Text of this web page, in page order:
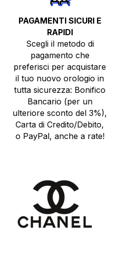
PAGAMENTI SICURI E
RAPIDI
Scegli il metodo di
pagamento che
preferisci per acquistare
il tuo nuovo orologio in
tutta sicurezza: Bonifico
Bancario (per un
ulteriore sconto del 3%),
Carta di Credito/Debito,
o PayPal, anche a rate!